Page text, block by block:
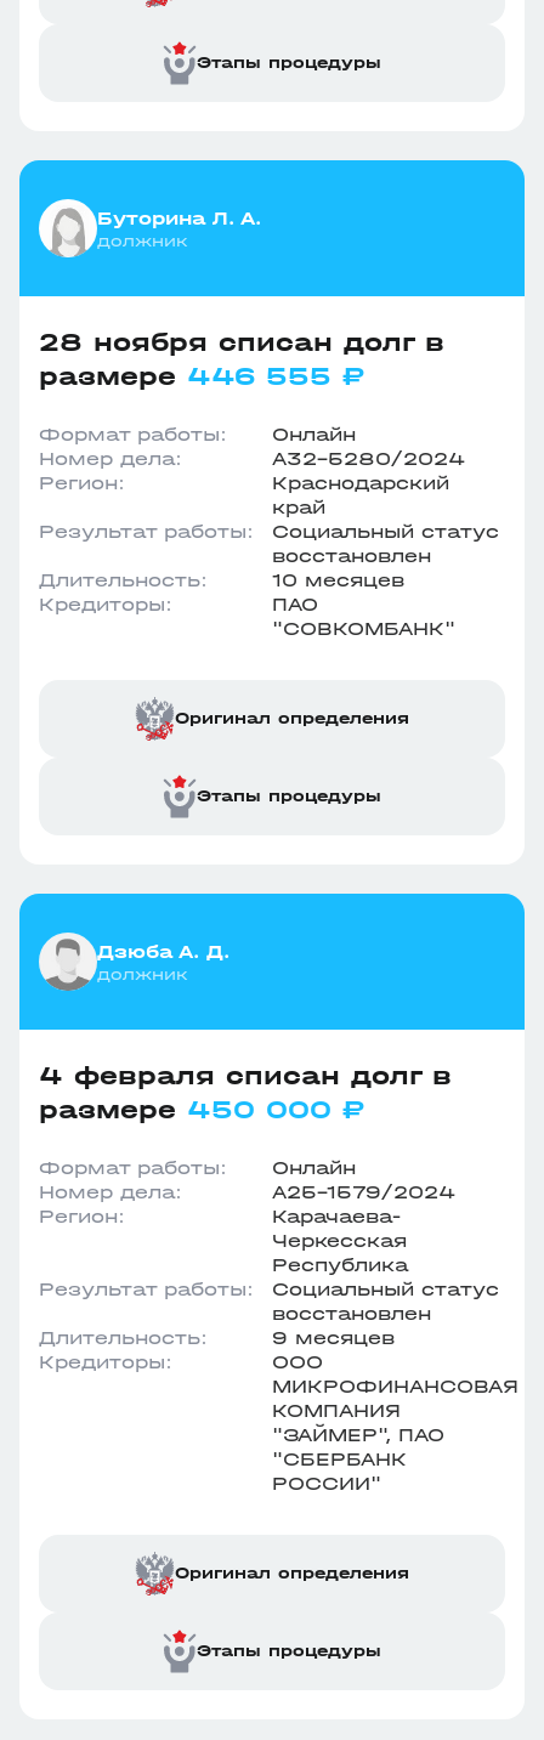
Этапы процедуры
Буторина Л. А.
должник
28 ноября списан долг в
размере 446 555 ₽
Формат работы:
Онлайн
Номер дела:
А32-5280/2024
Регион:
Краснодарский
край
Результат работы:
Социальный статус
восстановлен
Длительность:
10 месяцев
Кредиторы:
ПАО
"СОВКОМБАНК"
Оригинал определения
Этапы процедуры
Дзюба А. Д.
должник
4 февраля списан долг в
размере 450 000 ₽
Формат работы:
Онлайн
Номер дела:
А25-1579/2024
Регион:
Карачаева-
Черкесская
Республика
Результат работы:
Социальный статус
восстановлен
Длительность:
9 месяцев
Кредиторы:
ООО
МИКРОФИНАНСОВАЯ
КОМПАНИЯ
"ЗАЙМЕР", ПАО
"СБЕРБАНК
РОССИИ"
Оригинал определения
Этапы процедуры